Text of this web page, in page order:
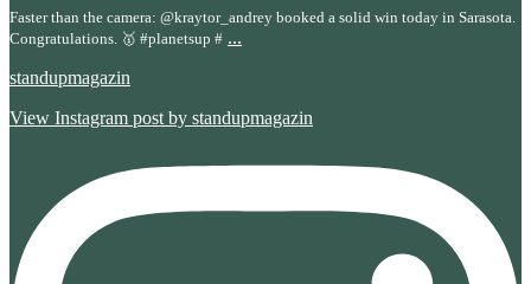
Faster than the camera: @kraytor_andrey booked a solid win today in Sarasota.
Congratulations. 🥇 #planetsup # ...
standupmagazin
View Instagram post by standupmagazin